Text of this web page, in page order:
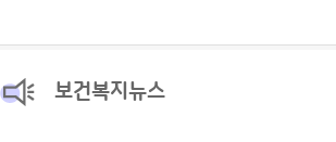
보건복지뉴스